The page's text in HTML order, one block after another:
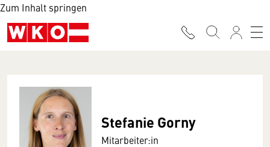
Zum Inhalt springen
Stefanie Gorny
Mitarbeiter:in